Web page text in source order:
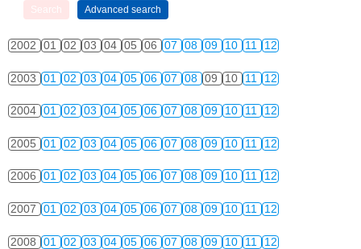
2002 01 02 03 04 05 06 07 08 09 10 11 12
2003 01 02 03 04 05 06 07 08 09 10 11 12
2004 01 02 03 04 05 06 07 08 09 10 11 12
2005 01 02 03 04 05 06 07 08 09 10 11 12
2006 01 02 03 04 05 06 07 08 09 10 11 12
2007 01 02 03 04 05 06 07 08 09 10 11 12
2008 01 02 03 04 05 06 07 08 09 10 11 12